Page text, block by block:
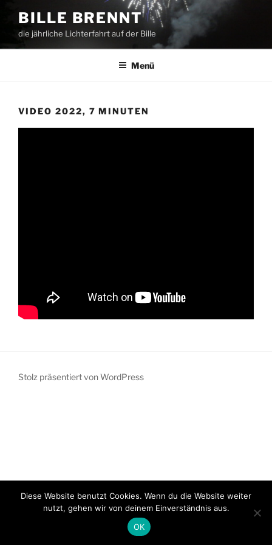
Inhalt
springen
BILLE BRENNT
die jährliche Lichterfahrt auf der Bille
Menü
VIDEO 2022, 7 MINUTEN
Stolz präsentiert von WordPress
Diese Website benutzt Cookies. Wenn du die Website weiter
nutzt, gehen wir von deinem Einverständnis aus.
OK